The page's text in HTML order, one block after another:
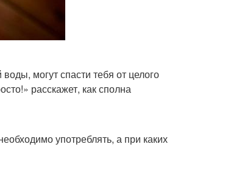
могут спасти тебя от целого
расскажет, как сполна
употреблять, а при каких